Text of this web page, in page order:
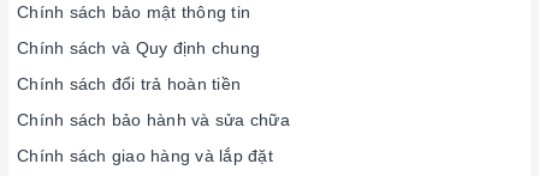
Chính sách bảo mật thông tin
Chính sách và Quy định chung
Chính sách đổi trả hoàn tiền
Chính sách bảo hành và sửa chữa
Chính sách giao hàng và lắp đặt